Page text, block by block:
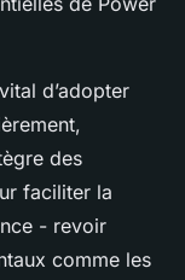
d’adopter
des
faciliter la
- revoir
comme les